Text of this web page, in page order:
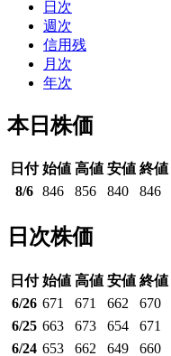
日次
週次
信用残
月次
年次
本日株価
日付 始値 高値 安値 終値
8/6 846 856 840 846
日次株価
日付 始値 高値 安値 終値
6/26 671 671 662 670
6/25 663 673 654 671
6/24 653 662 649 660